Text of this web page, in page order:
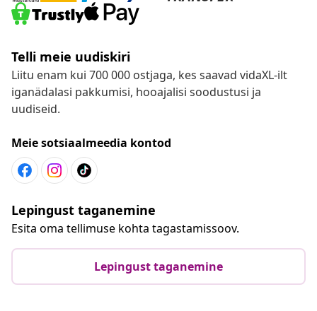
Telli meie uudiskiri
Liitu enam kui 700 000 ostjaga, kes saavad vidaXL-ilt
iganädalasi pakkumisi, hooajalisi soodustusi ja
uudiseid.
Meie sotsiaalmeedia kontod
Lepingust taganemine
Esita oma tellimuse kohta tagastamissoov.
Lepingust taganemine